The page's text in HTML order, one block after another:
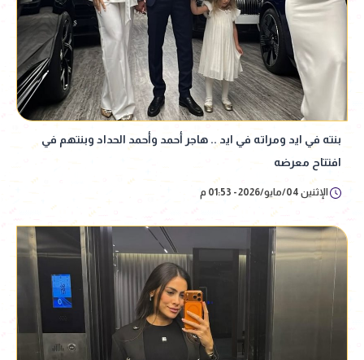
بنته في ايد ومراته في ايد .. هاجر أحمد وأحمد الحداد وبنتهم في
افتتاح معرضه
الإثنين 04/مايو/2026 - 01:53 م